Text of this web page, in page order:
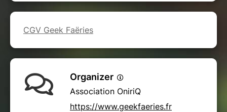
CGV Geek Faëries
Organizer
Association OniriQ
https://www.geekfaeries.fr